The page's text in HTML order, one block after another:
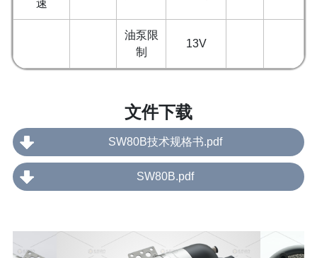
速
油泵限
制
13V
文件下载
SW80B技术规格书.pdf
SW80B.pdf